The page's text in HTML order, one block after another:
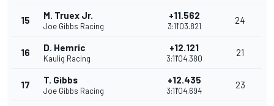
15 M. Truex Jr.
Joe Gibbs Racing
+11.562
3:11'03.821
24
16 D. Hemric
Kaulig Racing
+12.121
3:11'04.380
21
17 T. Gibbs
Joe Gibbs Racing
+12.435
3:11'04.694
23